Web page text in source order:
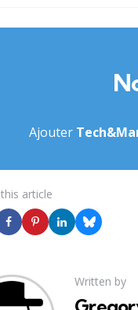
Ajouter
this article
Written by